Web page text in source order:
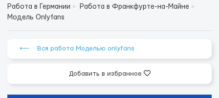
Работа в Германии
Работа в Франкфурте-на-Майне
Модель Onlyfans
⟵ Вся работа Моделью onlyfans
Добавить в избранное